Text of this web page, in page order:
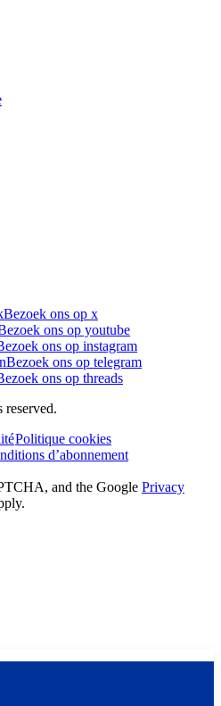
Bezoek ons op x
ons op youtube
ons op instagram
Bezoek ons op telegram
ons op threads
Politique cookies
d’abonnement
and the Google Privacy